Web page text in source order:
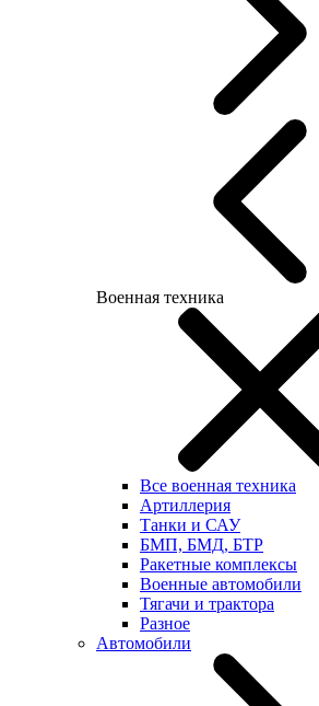
Военная техника
Все военная техника
Артиллерия
Танки и САУ
БМП, БМД, БТР
Ракетные комплексы
Военные автомобили
Тягачи и трактора
Разное
Автомобили